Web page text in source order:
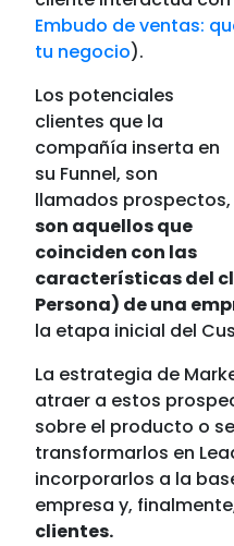
Embudo de ventas:
tu negocio).
Los potenciales
clientes que la
compañía inserta en
su Funnel, son
llamados prospectos,
son aquellos que
coinciden con las
características del
Persona) de una
la etapa inicial del
La estrategia de
atraer a estos
sobre el producto o
transformarlos en
incorporarlos a la
empresa y,
clientes.